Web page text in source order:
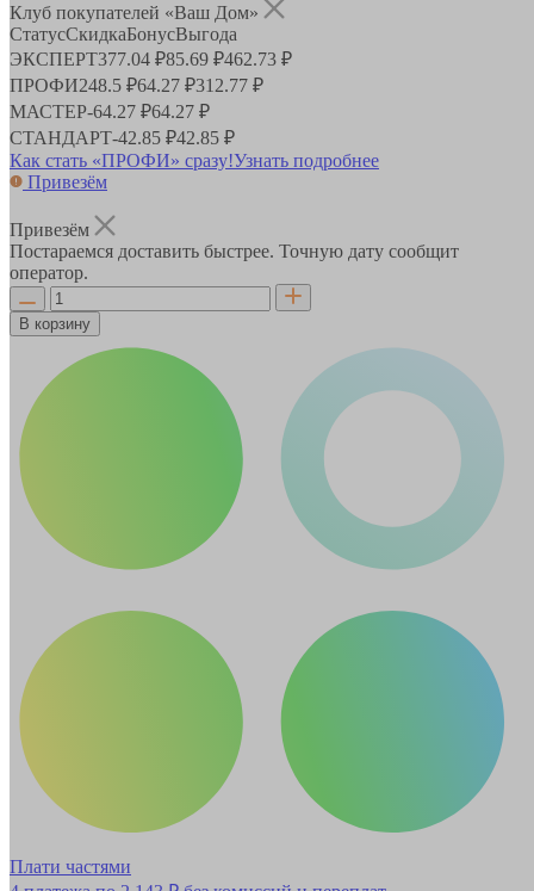
Клуб покупателей «Ваш Дом»
СтатусСкидкаБонусВыгода
ЭКСПЕРТ377.04 ₽85.69 ₽462.73 ₽
ПРОФИ248.5 ₽64.27 ₽312.77 ₽
МАСТЕР-64.27 ₽64.27 ₽
СТАНДАРТ-42.85 ₽42.85 ₽
Как стать «ПРОФИ» сразу!Узнать подробнее
Привезём
Привезём
Постараемся доставить быстрее. Точную дату сообщит
оператор.
В корзину
Плати частями